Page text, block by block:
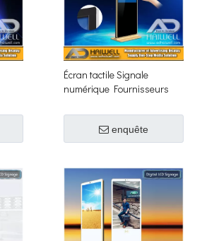
Écran tactile Signale
numérique Fournisseurs
enquête